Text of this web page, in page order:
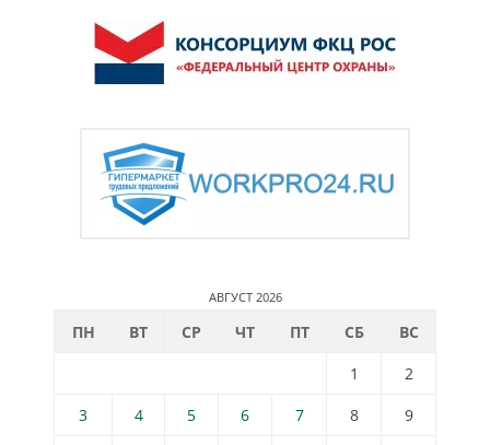
АВГУСТ 2026
ПН ВТ СР ЧТ ПТ СБ
ВС
1
2
3
4 5 6 7 8
9